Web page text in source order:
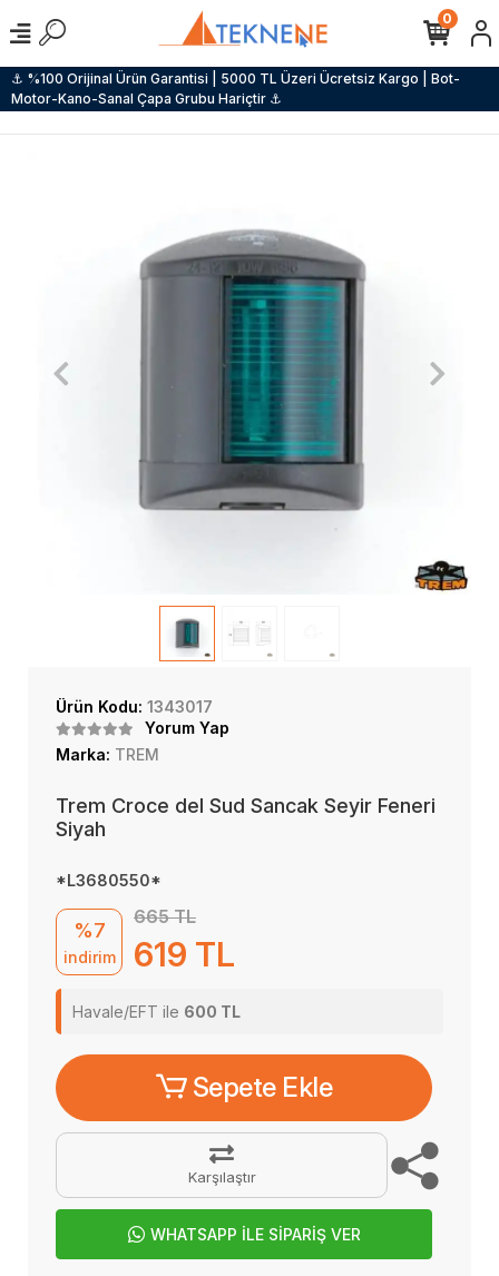
⚓ %100 Orijinal Ürün Garantisi | 5000 TL Üzeri Ücretsiz Kargo | Bot-
Motor-Kano-Sanal Çapa Grubu Hariçtir ⚓
0
Ürün Kodu: 1343017
Yorum Yap
Marka: TREM
Trem Croce del Sud Sancak Seyir Feneri
Siyah
*L3680550*
%7
indirim
665 TL
619 TL
Havale/EFT ile 600 TL
Sepete Ekle
Karşılaştır
WHATSAPP İLE SİPARİŞ VER